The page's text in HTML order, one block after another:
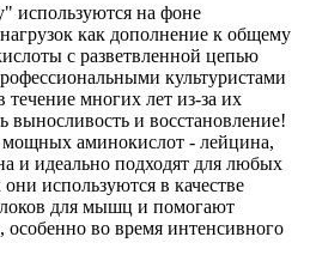
используются на фоне
как дополнение к общему
с разветвленной цепью
культуристами
многих лет из-за их
выносливость и восстановление!
мощных аминокислот - лейцина,
и идеально подходят для любых
используются в качестве
для мышц и помогают
особенно во время интенсивного